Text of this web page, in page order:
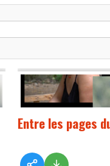
Entre les pages